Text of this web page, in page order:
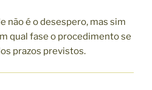
não é o desespero, mas sim
qual fase o procedimento se
prazos previstos.